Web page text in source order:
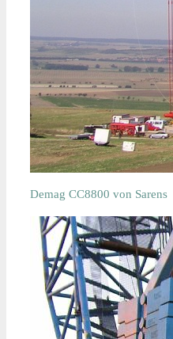
Demag CC8800 von Sarens